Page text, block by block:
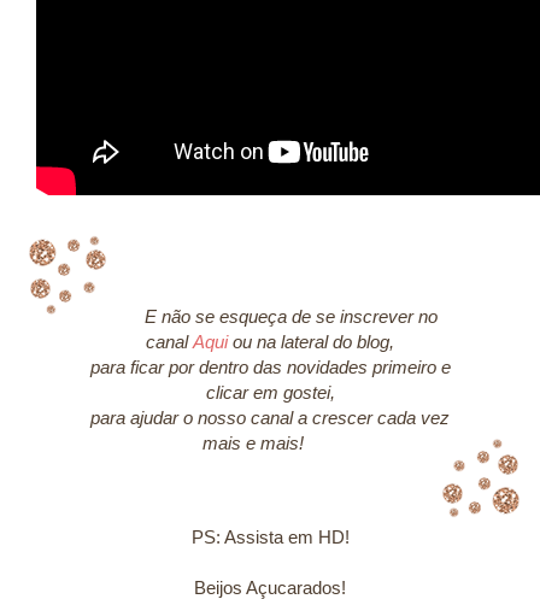
E não se esqueça de se inscrever no
canalAquiou na lateral do blog,
para ficar por dentro das novidades primeiro e
clicar em gostei,
para ajudar o nosso canal a crescer cada vez
mais e mais!
PS: Assista em HD!
Beijos Açucarados!